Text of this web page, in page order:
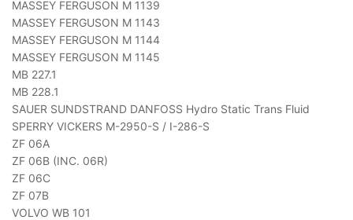
MASSEY FERGUSON M 1139
MASSEY FERGUSON M 1143
MASSEY FERGUSON M 1144
MASSEY FERGUSON M 1145
MB 227.1
MB 228.1
SAUER SUNDSTRAND DANFOSS Hydro Static Trans Fluid
SPERRY VICKERS M-2950-S / I-286-S
ZF 06A
ZF 06B (INC. 06R)
ZF 06C
ZF 07B
VOLVO WB 101